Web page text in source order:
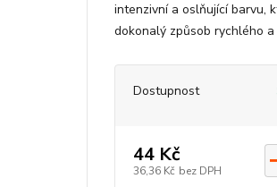
intenzivní a oslňující barvu,
dokonalý způsob rychlého a
Dostupnost
44 Kč
36,36 Kč bez DPH